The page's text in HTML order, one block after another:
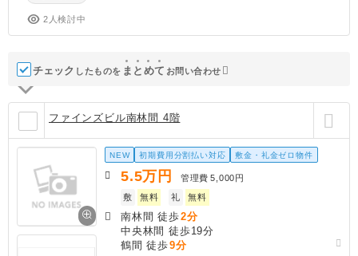
2人検討中
チェック したものを ま と めて お問い合わせ
ファインズビル南林間 4階
NEW 初期費用分割払い対応 敷金・礼金ゼロ物件
5.5万円 管理費 5,000円
敷
無料 礼 無料
南林間 徒歩2分
中央林間 徒歩19分
鶴間 徒歩9分